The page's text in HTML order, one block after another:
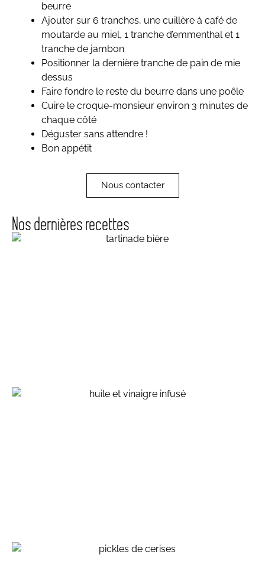
beurre
Ajouter sur 6 tranches, une cuillère à café de
moutarde au miel, 1 tranche d’emmenthal et 1
tranche de jambon
Positionner la dernière tranche de pain de mie
dessus
Faire fondre le reste du beurre dans une poêle
Cuire le croque-monsieur environ 3 minutes de
chaque côté
Déguster sans attendre !
Bon appétit
Nous contacter
Nos dernières recettes